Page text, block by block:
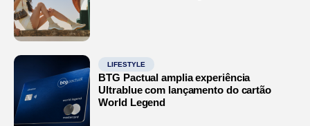
LIFESTYLE
BTG Pactual amplia experiência
Ultrablue com lançamento do cartão
World Legend